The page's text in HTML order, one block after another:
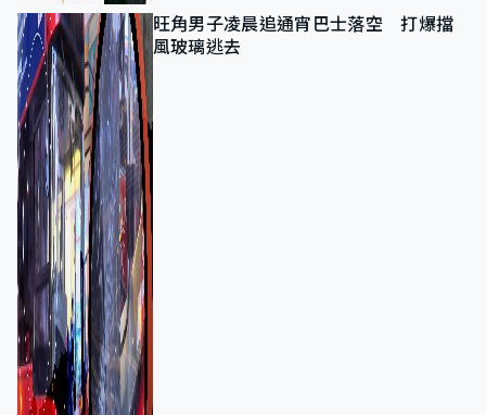
旺角男子凌晨追通宵巴士落空 打爆擋
風玻璃逃去